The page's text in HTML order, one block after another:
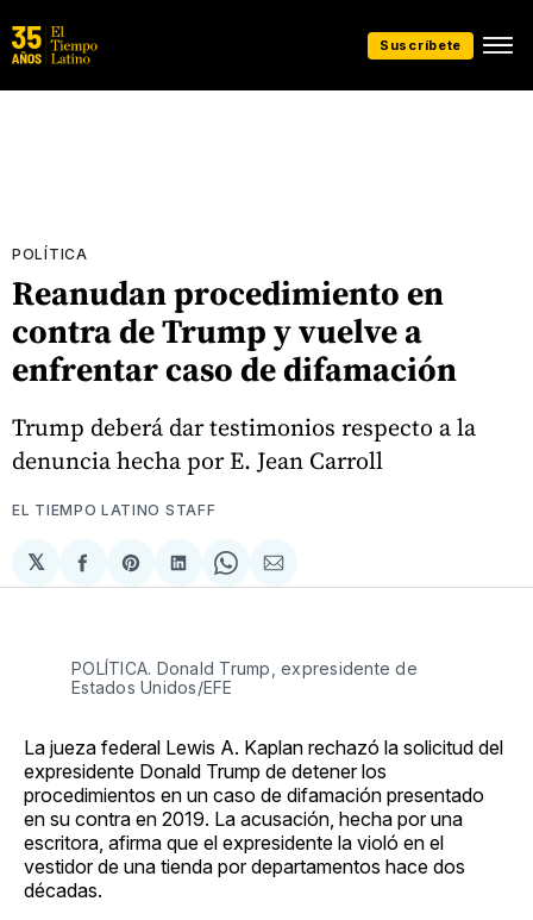
Suscríbete
POLÍTICA
Reanudan procedimiento en
contra de Trump y vuelve a
enfrentar caso de difamación
Trump deberá dar testimonios respecto a la
denuncia hecha por E. Jean Carroll
EL TIEMPO LATINO STAFF
𝕏
Compartir
en
Share
on
Compartir
en
Share
on
Compartir
via
POLÍTICA. Donald Trump, expresidente de
Estados Unidos/EFE
La jueza federal Lewis A. Kaplan rechazó la solicitud del
expresidente Donald Trump de detener los
procedimientos en un caso de difamación presentado
en su contra en 2019. La acusación, hecha por una
escritora, afirma que el expresidente la violó en el
vestidor de una tienda por departamentos hace dos
décadas.